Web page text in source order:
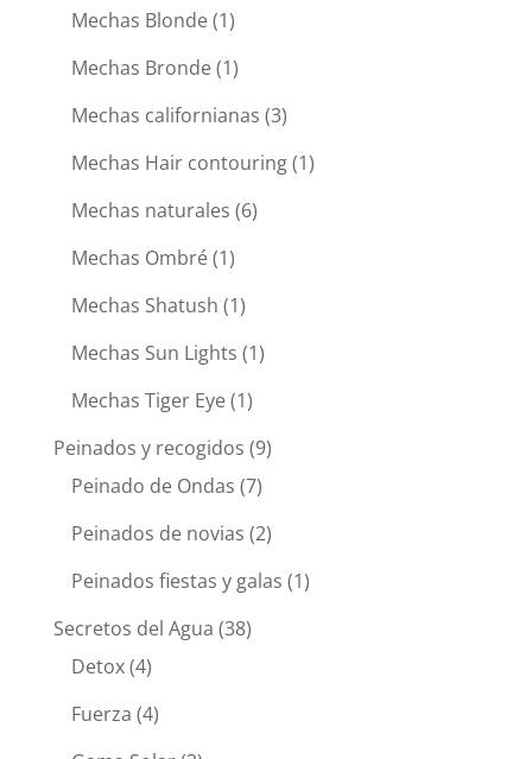
Mechas Blonde(1)
Mechas Bronde(1)
Mechas californianas (3)
Mechas Hair contouring(1)
Mechas naturales (6)
Mechas Ombré(1)
Mechas Shatush (1)
Mechas Sun Lights (1)
Mechas Tiger Eye(1)
Peinados y recogidos (9)
Peinado de Ondas (7)
Peinados de novias (2)
Peinados fiestas y galas (1)
Secretos del Agua (38)
Detox(4)
Fuerza (4)